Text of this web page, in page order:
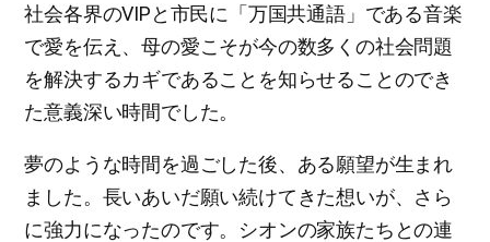
社会各界のVIPと市民に「万国共通語」である音楽
で愛を伝え、母の愛こそが今の数多くの社会問題
を解決するカギであることを知らせることのでき
た意義深い時間でした。
夢のような時間を過ごした後、ある願望が生まれ
ました。長いあいだ願い続けてきた想いが、さら
に強力になったのです。シオンの家族たちとの連